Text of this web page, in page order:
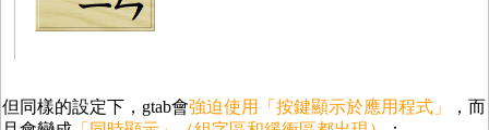
但同樣的設定下，gtab會強迫使用「按鍵顯示於應用程式」
，而